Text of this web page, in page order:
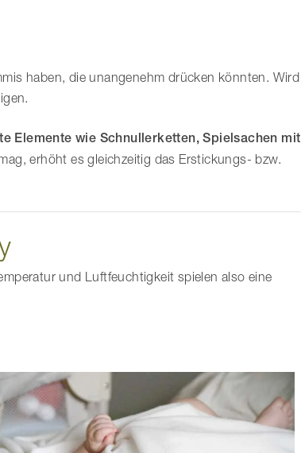
haben, die unangenehm drücken könnten. Wird
Elemente wie Schnullerketten, Spielsachen mit
erhöht es gleichzeitig das Erstickungs- bzw.
und Luftfeuchtigkeit spielen also eine